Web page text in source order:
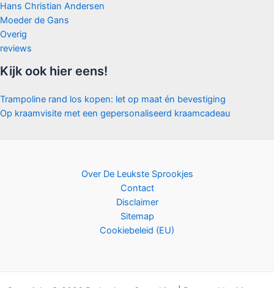
Hans Christian Andersen
Moeder de Gans
Overig
reviews
Kijk ook hier eens!
Trampoline rand los kopen: let op maat én bevestiging
Op kraamvisite met een gepersonaliseerd kraamcadeau
Over De Leukste Sprookjes
Contact
Disclaimer
Sitemap
Cookiebeleid (EU)